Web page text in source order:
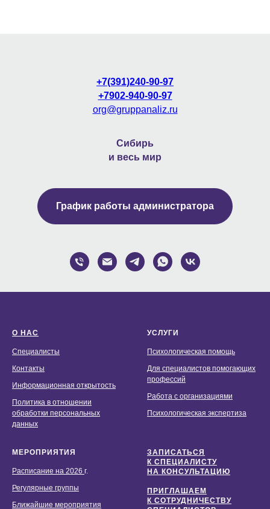
+7(391)240-90-97
+7902-940-90-97
org@gruppanaliz.ru
Сибирь
и весь мир
График работы администратора
О НАС
Специалисты
Контакты
Информационная открытость
Политика в отношении
обработки персональных
данных
УСЛУГИ
Психологическая помощь
Для специалистов помогающих
профессий
Работа с организациями
Психологическая экспертиза
МЕРОПРИЯТИЯ
Расписание на 2026 г.
Регулярные группы
Ближайшие мероприятия
ЗАПИСАТЬСЯ
К СПЕЦИАЛИСТУ
НА КОНСУЛЬТАЦИЮ
ПРИГЛАШАЕМ
К СОТРУДНИЧЕСТВУ